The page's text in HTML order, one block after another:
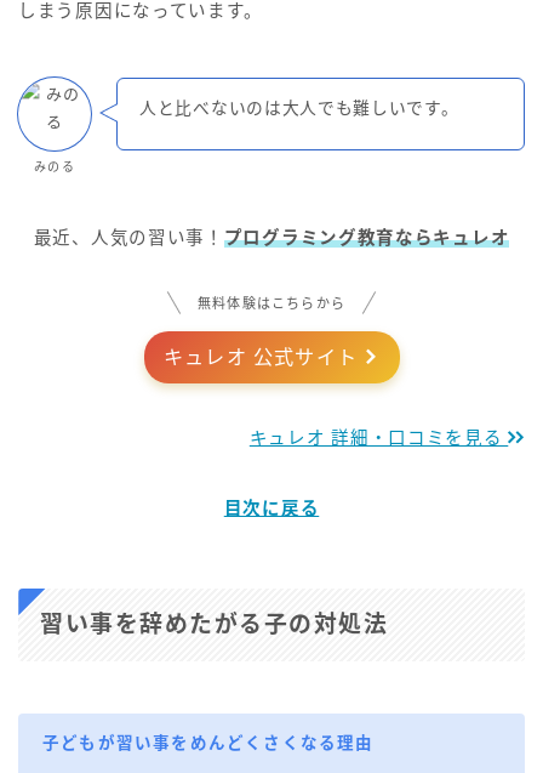
しまう原因になっています。
みのる
人と比べないのは大人でも難しいです。
最近、人気の習い事！ プログラミング教育ならキュレオ
無料体験はこちらから
キュレオ 公式サイト
キュレオ 詳細・口コミを見る
目次に戻る
習い事を辞めたがる子の対処法
子どもが習い事をめんどくさくなる理由